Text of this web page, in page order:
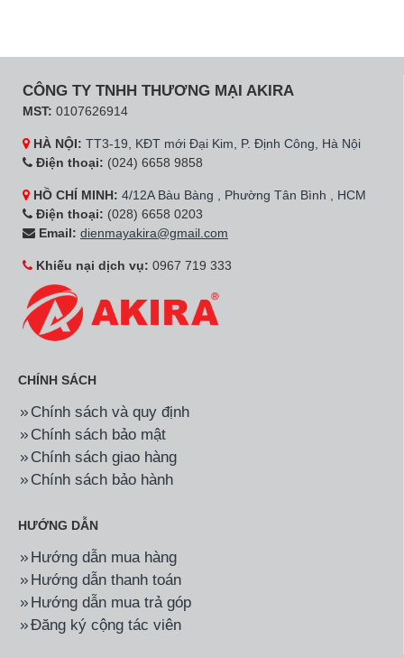
CÔNG TY TNHH THƯƠNG MẠI AKIRA
MST: 0107626914
HÀ NỘI: TT3-19, KĐT mới Đại Kim, P. Định Công, Hà Nội
Điện thoại: (024) 6658 9858
HỒ CHÍ MINH: 4/12A Bàu Bàng , Phường Tân Bình , HCM
Điện thoại: (028) 6658 0203
Email: dienmayakira@gmail.com
Khiếu nại dịch vụ: 0967 719 333
CHÍNH SÁCH
Chính sách và quy định
Chính sách bảo mật
Chính sách giao hàng
Chính sách bảo hành
HƯỚNG DẪN
Hướng dẫn mua hàng
Hướng dẫn thanh toán
Hướng dẫn mua trả góp
Đăng ký cộng tác viên